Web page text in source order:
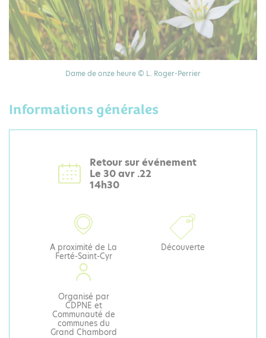
Dame de onze heure © L. Roger-Perrier
Informations générales
Retour sur événement
Le 30 avr .22
14h30
A proximité de La
Ferté-Saint-Cyr
Découverte
Organisé par
CDPNE et
Communauté de
communes du
Grand Chambord